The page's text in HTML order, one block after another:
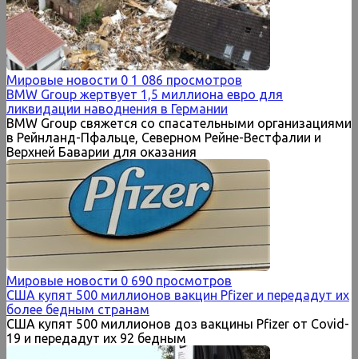
Мировые новости 0 1 086 просмотров
BMW Group жертвует 1,5 миллиона евро для
ликвидации наводнения в Германии
BMW Group свяжется со спасательными организациями
в Рейнланд-Пфальце, Северном Рейне-Вестфалии и
Верхней Баварии для оказания
Мировые новости 0 690 просмотров
США купят 500 миллионов вакцин Pfizer и передадут их
более бедным странам
США купят 500 миллионов доз вакцины Pfizer от Covid-
19 и передадут их 92 бедным